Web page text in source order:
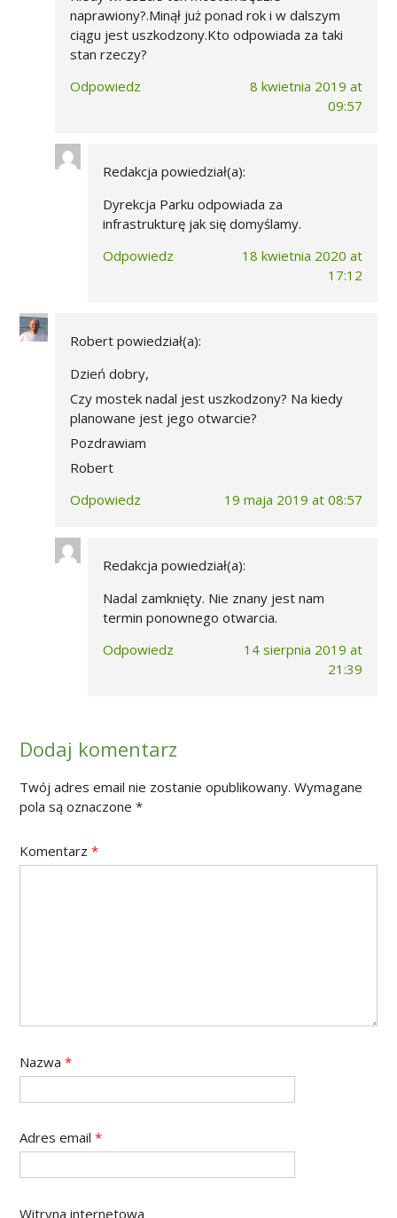
naprawiony?.Minął już ponad rok i w dalszym
ciągu jest uszkodzony.Kto odpowiada za taki
stan rzeczy?
Odpowiedz
8 kwietnia 2019 at
09:57
Redakcja powiedział(a):
Dyrekcja Parku odpowiada za
infrastrukturę jak się domyślamy.
Odpowiedz
18 kwietnia 2020 at
17:12
Robert powiedział(a):
Dzień dobry,
Czy mostek nadal jest uszkodzony? Na kiedy
planowane jest jego otwarcie?
Pozdrawiam
Robert
Odpowiedz
19 maja 2019 at 08:57
Redakcja powiedział(a):
Nadal zamknięty. Nie znany jest nam
termin ponownego otwarcia.
Odpowiedz
14 sierpnia 2019 at
21:39
Dodaj komentarz
Twój adres email nie zostanie opublikowany. Wymagane
pola są oznaczone *
Komentarz *
Nazwa *
Adres email *
Witryna internetowa